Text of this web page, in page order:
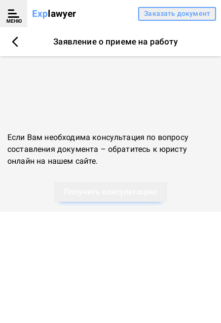
МЕНЮ
Explawyer Заказать документ
Заявление о приеме на работу
Если Вам необходима консультация по вопросу
составления документа – обратитесь к юристу
онлайн на нашем сайте.